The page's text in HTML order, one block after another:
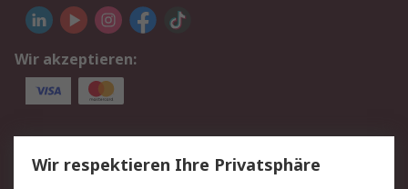
Wir akzeptieren:
Service
Value Added Services
Lieferlösungen
Wir respektieren Ihre Privatsphäre